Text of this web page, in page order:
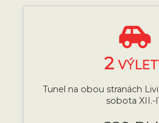
2
Tunel na obou stranách
sobota XII.-